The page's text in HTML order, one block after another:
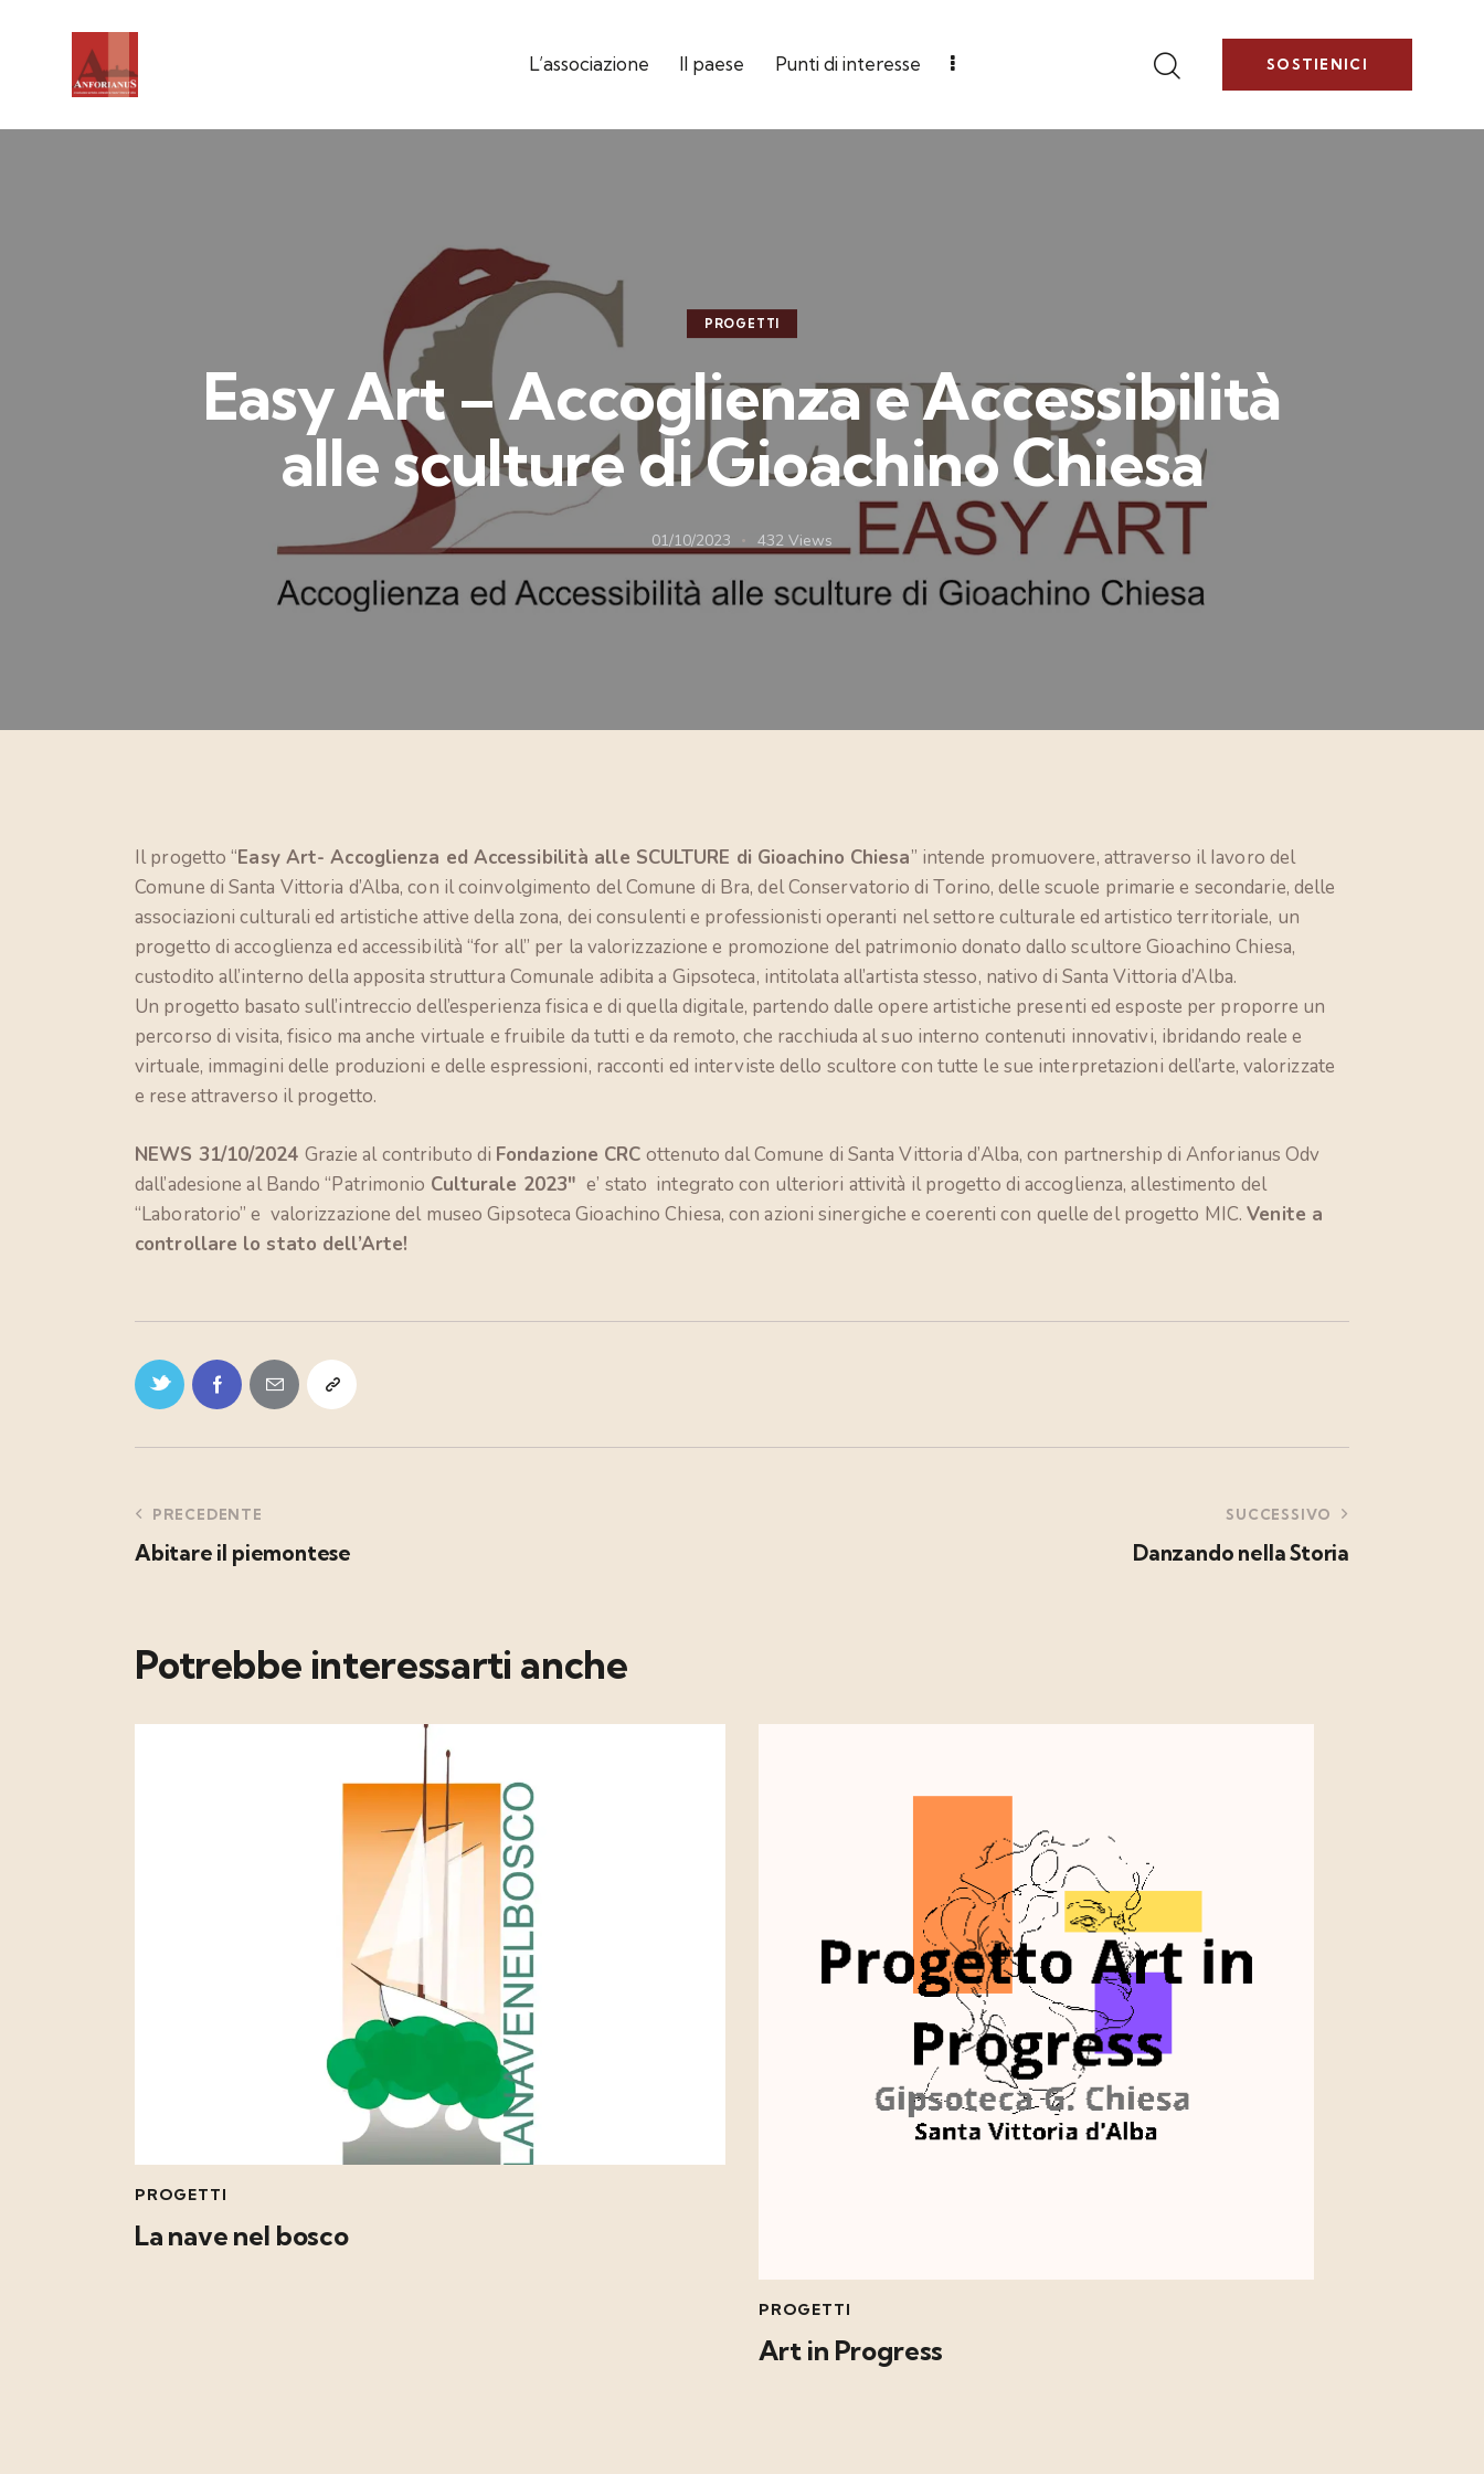
L’associazione Il paese Punti di interesse SOSTIENICI
PROGETTI
Easy Art – Accoglienza e Accessibilità
alle sculture di Gioachino Chiesa
01/10/2023 432 Views
Il progetto “Easy Art- Accoglienza ed Accessibilità alle SCULTURE di Gioachino Chiesa” intende promuovere, attraverso il Iavoro del
Comune di Santa Vittoria d’Alba, con il coinvolgimento del Comune di Bra, del Conservatorio di Torino, delle scuole primarie e secondarie, delle
associazioni culturali ed artistiche attive della zona, dei consulenti e professionisti operanti nel settore culturale ed artistico territoriale, un
progetto di accoglienza ed accessibilità “for all” per la valorizzazione e promozione del patrimonio donato dallo scultore Gioachino Chiesa,
custodito all’interno della apposita struttura Comunale adibita a Gipsoteca, intitolata all’artista stesso, nativo di Santa Vittoria d’Alba.
Un progetto basato sull’intreccio dell’esperienza fisica e di quella digitale, partendo dalle opere artistiche presenti ed esposte per proporre un
percorso di visita, fisico ma anche virtuale e fruibile da tutti e da remoto, che racchiuda al suo interno contenuti innovativi, ibridando reale e
virtuale, immagini delle produzioni e delle espressioni, racconti ed interviste dello scultore con tutte le sue interpretazioni dell’arte, valorizzate
e rese attraverso il progetto.
NEWS 31/10/2024 Grazie al contributo di Fondazione CRC ottenuto dal Comune di Santa Vittoria d’Alba, con partnership di Anforianus Odv
dall’adesione al Bando “Patrimonio Culturale 2023″ e’ stato integrato con ulteriori attività il progetto di accoglienza, allestimento del
“Laboratorio” e valorizzazione del museo Gipsoteca Gioachino Chiesa, con azioni sinergiche e coerenti con quelle del progetto MIC.Venite a
controllare lo stato dell’Arte!
PRECEDENTE
Abitare il piemontese
SUCCESSIVO
Danzando nella Storia
Potrebbe interessarti anche
PROGETTI
La nave nel bosco
PROGETTI
Art in Progress